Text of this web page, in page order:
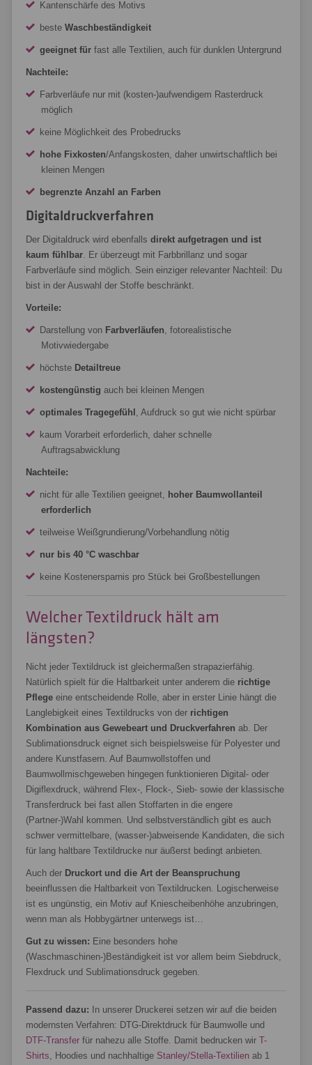
Kantenschärfe des Motivs
beste Waschbeständigkeit
geeignet für fast alle Textilien, auch für dunklen Untergrund
Nachteile:
Farbverläufe nur mit (kosten-)aufwendigem Rasterdruck
möglich
keine Möglichkeit des Probedrucks
hohe Fixkosten/Anfangskosten, daher unwirtschaftlich bei
kleinen Mengen
begrenzte Anzahl an Farben
Digitaldruckverfahren
Der Digitaldruck wird ebenfalls direkt aufgetragen und ist
kaum fühlbar. Er überzeugt mit Farbbrillanz und sogar
Farbverläufe sind möglich. Sein einziger relevanter Nachteil: Du
bist in der Auswahl der Stoffe beschränkt.
Vorteile:
Darstellung von Farbverläufen, fotorealistische
Motivwiedergabe
höchste Detailtreue
kostengünstig auch bei kleinen Mengen
optimales Tragegefühl , Aufdruck so gut wie nicht spürbar
kaum Vorarbeit erforderlich, daher schnelle
Auftragsabwicklung
Nachteile:
nicht für alle Textilien geeignet, hoher Baumwollanteil
erforderlich
teilweise Weißgrundierung/Vorbehandlung nötig
nur bis 40 °C waschbar
keine Kostenersparnis pro Stück bei Großbestellungen
Welcher Textildruck hält am
längsten?
Nicht jeder Textildruck ist gleichermaßen strapazierfähig.
Natürlich spielt für die Haltbarkeit unter anderem die richtige
Pflege eine entscheidende Rolle, aber in erster Linie hängt die
Langlebigkeit eines Textildrucks von der richtigen
Kombination aus Gewebeart und Druckverfahren ab. Der
Sublimationsdruck eignet sich beispielsweise für Polyester und
andere Kunstfasern. Auf Baumwollstoffen und
Baumwollmischgeweben hingegen funktionieren Digital- oder
Digiflexdruck, während Flex-, Flock-, Sieb- sowie der klassische
Transferdruck bei fast allen Stoffarten in die engere
(Partner-)Wahl kommen. Und selbstverständlich gibt es auch
schwer vermittelbare, (wasser-)abweisende Kandidaten, die sich
für lang haltbare Textildrucke nur äußerst bedingt anbieten.
Auch der Druckort und die Art der Beanspruchung
beeinflussen die Haltbarkeit von Textildrucken. Logischerweise
ist es ungünstig, ein Motiv auf Kniescheibenhöhe anzubringen,
wenn man als Hobbygärtner unterwegs ist…
Gut zu wissen: Eine besonders hohe
(Waschmaschinen-)Beständigkeit ist vor allem beim Siebdruck,
Flexdruck und Sublimationsdruck gegeben.
Passend dazu: In unserer Druckerei setzen wir auf die beiden
modernsten Verfahren: DTG-Direktdruck für Baumwolle und
DTF-Transfer für nahezu alle Stoffe. Damit bedrucken wir T-
Shirts, Hoodies und nachhaltige Stanley/Stella-Textilien ab 1